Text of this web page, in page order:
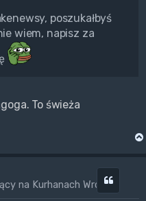
poszukałbyś
wiem, napisz za
To świeża
na Kurhanach Wrogów